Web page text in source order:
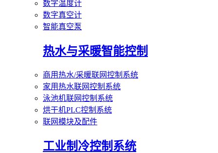
数字温度计
数字真空计
智能真空泵
热水与采暖智能控制
商用热水/采暖联网控制系统
家用热水联网控制系统
泳池机联网控制系统
烘干机PLC控制系统
联网模块及配件
工业制冷控制系统